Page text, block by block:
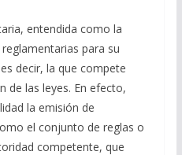
entendida como la
para su
decir, la que compete
de las leyes. En efecto,
la emisión de
el conjunto de reglas o
competente, que